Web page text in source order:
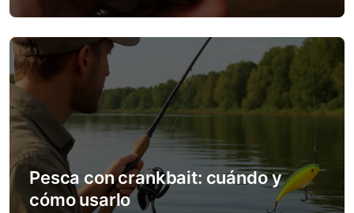
i
o
n
Pesca con crankbait: cuándo y
cómo usarlo